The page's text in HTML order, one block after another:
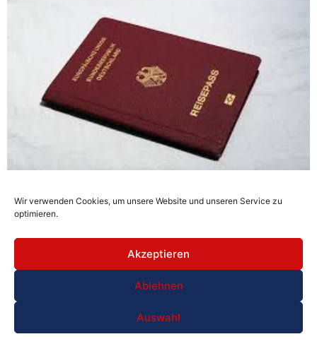
Wir verwenden Cookies, um unsere Website und unseren Service zu
optimieren.
Akzeptieren
Ablehnen
Auswahl
Einreise Tunesien 2025